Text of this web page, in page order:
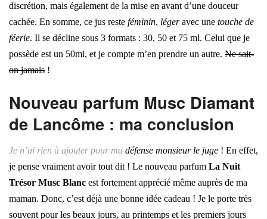
discrétion, mais également de la mise en avant d’une douceur
cachée. En somme, ce jus reste féminin, légeravec une touche de
féerie. Il se décline sous 3 formats : 30, 50 et 75 ml. Celui que je
possède est un 50ml, et je compte m’en prendre un autre. Ne sait-
on jamais !
Nouveau parfum Musc Diamant
de Lancôme : ma conclusion
Je n’ai rien à ajouter pour ma défense monsieur le juge ! En effet,
je pense vraiment avoir tout dit ! Le nouveau parfum La Nuit
Trésor Musc Blanc est fortement apprécié même auprès de ma
maman. Donc, c’est déjà une bonne idée cadeau ! Je le porte très
souvent pour les beaux jours, au printemps et les premiers jours